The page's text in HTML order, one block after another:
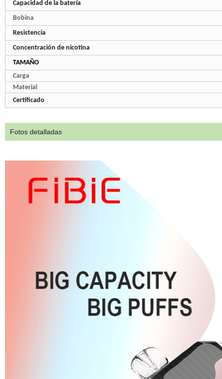
Capacidad de la batería
Bobina
Resistencia
Concentración de nicotina
TAMAÑO
Carga
Material
Certificado
Fotos detalladas